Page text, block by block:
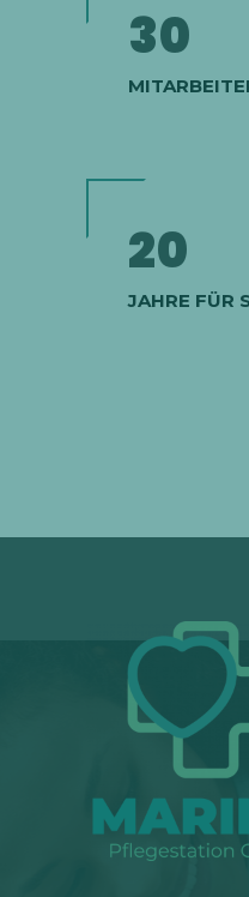
30
20
JAHRE FÜR